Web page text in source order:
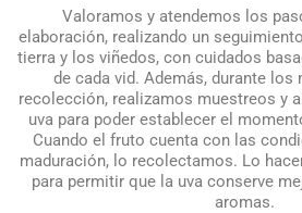
Valoramos y atendemos los
elaboración, realizando un
tierra y los viñedos, con cuidados
de cada vid. Además, durante los
recolección, realizamos muestreos y
uva para poder establecer el
Cuando el fruto cuenta con las
maduración, lo recolectamos. Lo
para permitir que la uva conserve
aromas.